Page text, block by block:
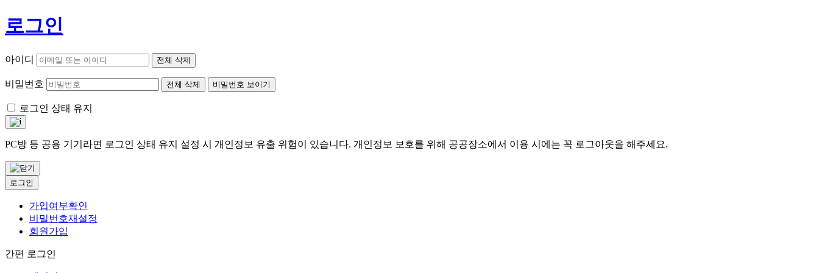
로그인
아이디 전체 삭제
비밀번호 전체 삭제 비밀번호 보이기
로그인 상태 유지
PC방 등 공용 기기라면 로그인 상태 유지 설정 시 개인정보 유출 위험이 있습니다. 개인정보 보호를 위해 공공장소에서 이용 시에는 꼭 로그아웃을 해주세요.
로그인
가입여부확인
비밀번호재설정
회원가입
간편 로그인